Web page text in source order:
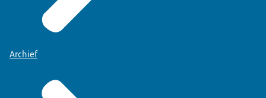
Archief